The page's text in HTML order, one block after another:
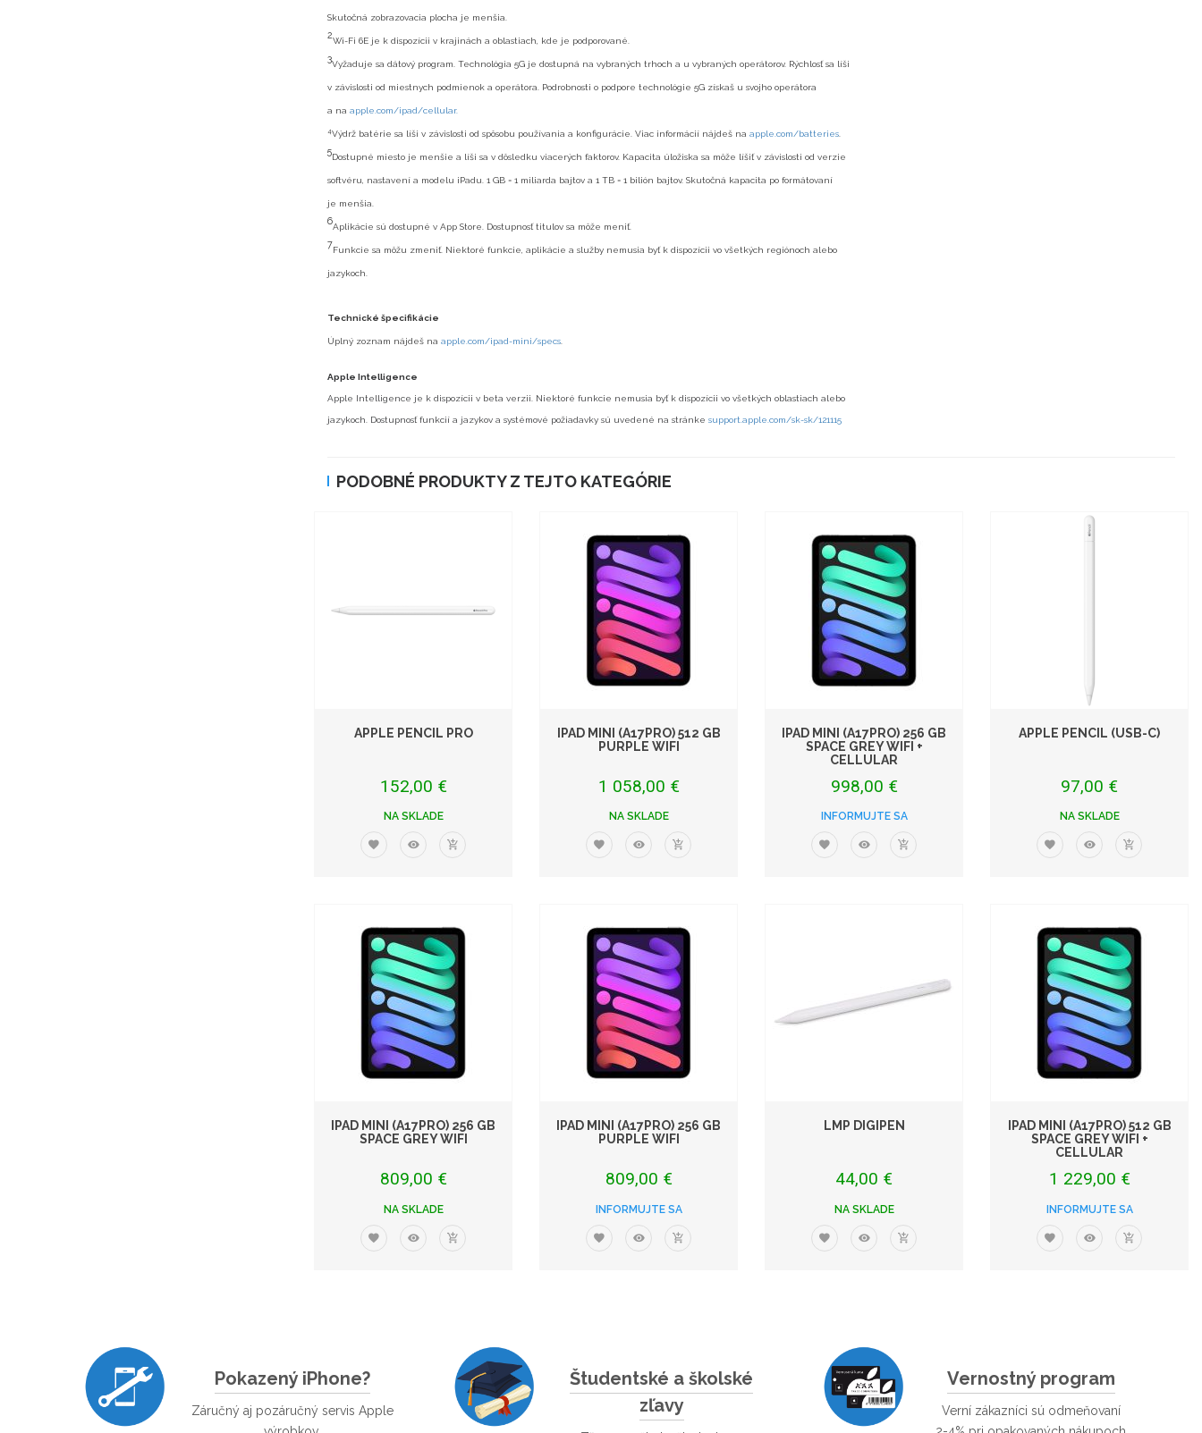
Skutočná zobrazovacia plocha je menšia.
2Wi-Fi 6E je k dispozícii v krajinách a oblastiach, kde je podporované.
3Vyžaduje sa dátový program. Technológia 5G je dostupná na vybraných trhoch a u vybraných operátorov. Rýchlosť sa líši
v závislosti od miestnych podmienok a operátora. Podrobnosti o podpore technológie 5G získaš u svojho operátora
a na apple.com/ipad/cellular.
4Výdrž batérie sa líši v závislosti od spôsobu používania a konfigurácie. Viac informácií nájdeš na apple.com/batteries
5Dostupné miesto je menšie a líši sa v dôsledku viacerých faktorov. Kapacita úložiska sa môže líšiť v závislosti od verzie
softvéru, nastavení a modelu iPadu. 1 GB = 1 miliarda bajtov a 1 TB = 1 bilión bajtov. Skutočná kapacita po formátovaní
je menšia.
6Aplikácie sú dostupné v App Store. Dostupnosť titulov sa môže meniť.
7Funkcie sa môžu zmeniť. Niektoré funkcie, aplikácie a služby nemusia byť k dispozícii vo všetkých regiónoch alebo
jazykoch.
Technické špecifikácie
Úplný zoznam nájdeš na apple.com/ipad-mini/specs
Apple Intelligence
Apple Intelligence je k dispozícii v beta verzii. Niektoré funkcie nemusia byť k dispozícii vo všetkých oblastiach alebo
jazykoch. Dostupnosť funkcií a jazykov a systémové požiadavky sú uvedené na stránke support.apple.com/sk-sk/121115
PODOBNÉ PRODUKTY Z TEJTO KATEGÓRIE
APPLE PENCIL PRO
152,00 €
NA SKLADE
IPAD MINI (A17PRO) 512 GB
PURPLE WIFI
1 058,00 €
NA SKLADE
IPAD MINI (A17PRO) 256 GB
SPACE GREY WIFI +
CELLULAR
998,00 €
INFORMUJTE SA
APPLE PENCIL (USB-C)
97,00 €
NA SKLADE
IPAD MINI (A17PRO) 256 GB
SPACE GREY WIFI
809,00 €
NA SKLADE
IPAD MINI (A17PRO) 256 GB
PURPLE WIFI
809,00 €
INFORMUJTE SA
LMP DIGIPEN
44,00 €
NA SKLADE
IPAD MINI (A17PRO) 512 GB
SPACE GREY WIFI +
CELLULAR
1 229,00 €
INFORMUJTE SA
Pokazený iPhone?
Záručný aj pozáručný servis Apple
Študentské a školské
zľavy
Vernostný program
Verní zákazníci sú odmeňovaní